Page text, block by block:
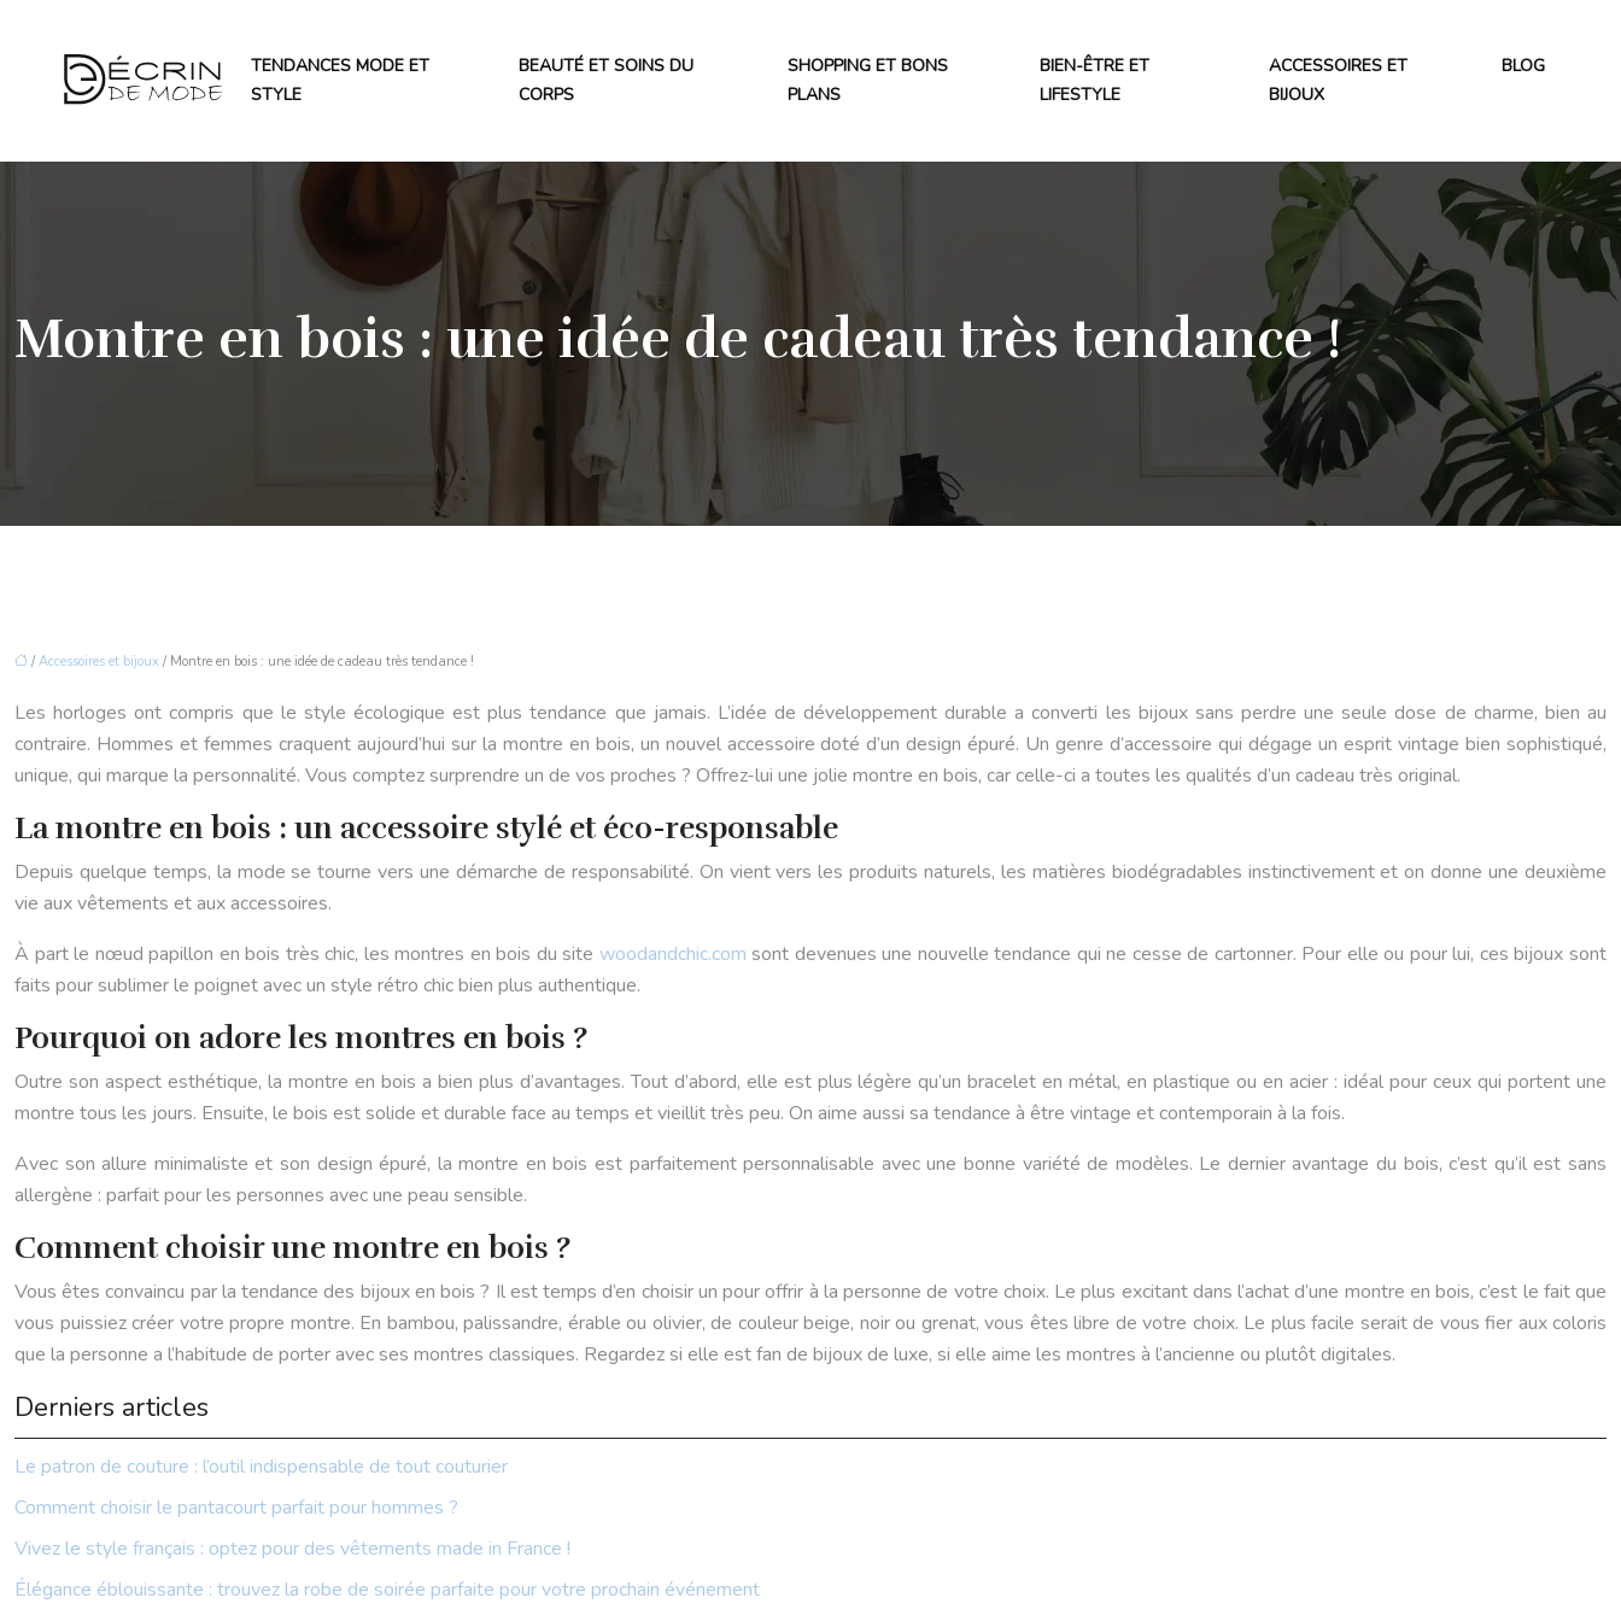
TENDANCES MODE ET
STYLE
BEAUTÉ ET SOINS DU
CORPS
SHOPPING ET BONS
PLANS
BIEN-ÊTRE ET
LIFESTYLE
ACCESSOIRES ET
BIJOUX
BLOG
Montre en bois : une idée de cadeau très tendance !
/ Accessoires et bijoux / Montre en bois : une idée de cadeau très tendance !
Les horloges ont compris que le style écologique est plus tendance que jamais. L’idée de développement durable a converti les bijoux sans perdre une seule dose de charme, bien au
contraire. Hommes et femmes craquent aujourd’hui sur la montre en bois, un nouvel accessoire doté d’un design épuré. Un genre d’accessoire qui dégage un esprit vintage bien sophistiqué,
unique, qui marque la personnalité. Vous comptez surprendre un de vos proches ? Offrez-lui une jolie montre en bois, car celle-ci a toutes les qualités d’un cadeau très original.
La montre en bois : un accessoire stylé et éco-responsable
Depuis quelque temps, la mode se tourne vers une démarche de responsabilité. On vient vers les produits naturels, les matières biodégradables instinctivement et on donne une deuxième
vie aux vêtements et aux accessoires.
À part le nœud papillon en bois très chic, les montres en bois du site woodandchic.com sont devenues une nouvelle tendance qui ne cesse de cartonner. Pour elle ou pour lui, ces bijoux sont
faits pour sublimer le poignet avec un style rétro chic bien plus authentique.
Pourquoi on adore les montres en bois ?
Outre son aspect esthétique, la montre en bois a bien plus d’avantages. Tout d’abord, elle est plus légère qu’un bracelet en métal, en plastique ou en acier : idéal pour ceux qui portent une
montre tous les jours. Ensuite, le bois est solide et durable face au temps et vieillit très peu. On aime aussi sa tendance à être vintage et contemporain à la fois.
Avec son allure minimaliste et son design épuré, la montre en bois est parfaitement personnalisable avec une bonne variété de modèles. Le dernier avantage du bois, c’est qu’il est sans
allergène : parfait pour les personnes avec une peau sensible.
Comment choisir une montre en bois ?
Vous êtes convaincu par la tendance des bijoux en bois ? Il est temps d’en choisir un pour offrir à la personne de votre choix. Le plus excitant dans l’achat d’une montre en bois, c’est le fait que
vous puissiez créer votre propre montre. En bambou, palissandre, érable ou olivier, de couleur beige, noir ou grenat, vous êtes libre de votre choix. Le plus facile serait de vous fier aux coloris
que la personne a l’habitude de porter avec ses montres classiques. Regardez si elle est fan de bijoux de luxe, si elle aime les montres à l’ancienne ou plutôt digitales.
Derniers articles
Le patron de couture : l’outil indispensable de tout couturier
Comment choisir le pantacourt parfait pour hommes ?
Vivez le style français : optez pour des vêtements made in France !
Élégance éblouissante : trouvez la robe de soirée parfaite pour votre prochain événement